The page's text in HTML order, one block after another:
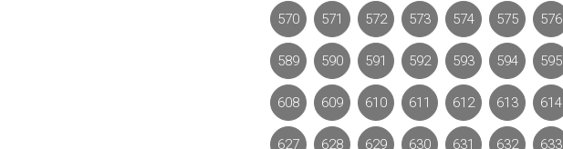
570 571 572 573 574 575 576
589 590 591 592 593 594 595
608 609 610 611 612 613 614
627 628 629 630 631 632 633